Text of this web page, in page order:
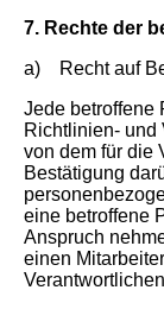
7. Rechte der
a) Recht auf
Jede betroffene
Richtlinien- und
von dem für die
Bestätigung
eine betroffene
Anspruch
einen